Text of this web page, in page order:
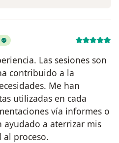
Las sesiones son
contribuido a la
Me han
utilizadas en cada
vía informes o
ayudado a aterrizar mis
al proceso.